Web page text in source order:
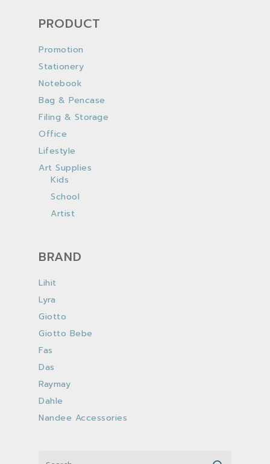
PRODUCT
Promotion
Stationery
Notebook
Bag & Pencase
Filing & Storage
Office
Lifestyle
Art Supplies
Kids
School
Artist
BRAND
Lihit
Lyra
Giotto
Giotto Bebe
Fas
Das
Raymay
Dahle
Nandee Accessories